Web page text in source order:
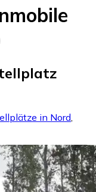
in Nord,